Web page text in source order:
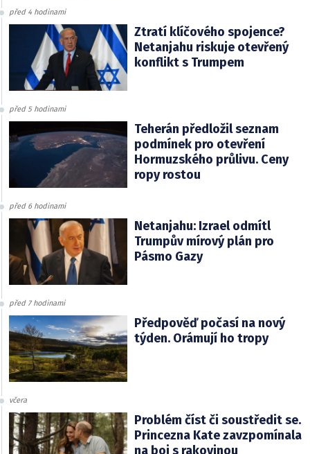
před 4 hodinami
Ztratí klíčového spojence?
Netanjahu riskuje otevřený
konflikt s Trumpem
před 5 hodinami
Teherán předložil seznam
podmínek pro otevření
Hormuzského průlivu. Ceny
ropy rostou
před 6 hodinami
Netanjahu: Izrael odmítl
Trumpův mírový plán pro
Pásmo Gazy
před 7 hodinami
Předpověď počasí na nový
týden. Orámují ho tropy
včera
Problém číst či soustředit se.
Princezna Kate zavzpomínala
na boj s rakovinou